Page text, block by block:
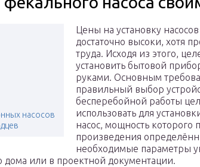
насосов
Цены на установку
достаточно высоки, хотя
труда. Исходя из этого,
установить бытовой
руками. Основным
правильный выбор
бесперебойной работы
использовать для
насос, мощность которого
произведения
необходимые параметры
дома или в проектной документации.